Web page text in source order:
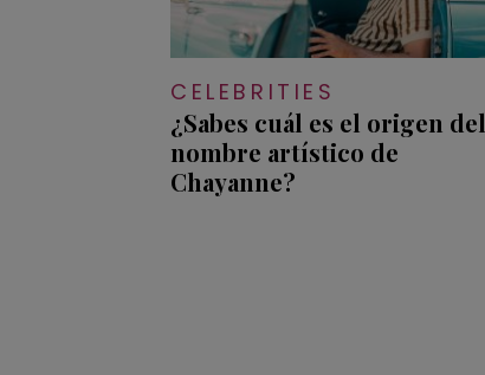
CELEBRITIES
¿Sabes cuál es el origen del
nombre artístico de
Chayanne?